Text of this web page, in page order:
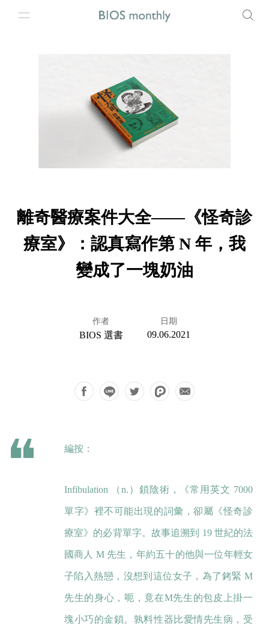
離奇醫療案件大全——《怪奇診
療室》：認真寫作第 N 年，我
變成了一塊奶油
作者
BIOS 選書
日期
09.06.2021
編按：
Infibulation （n.）鎖陰術，《常用英文 7000
單字》裡不可能出現的詞彙，卻屬《怪奇診
療室》的必背單字。故事追溯到 19 世紀的法
國商人 M 先生，年約五十的他與一位年輕女
子陷入熱戀，沒想到這位女子，為了銬緊 M
先生的身心，呃，竟在M先生的包皮上掛一
塊小巧的金鎖。孰料性器比愛情先生病，受